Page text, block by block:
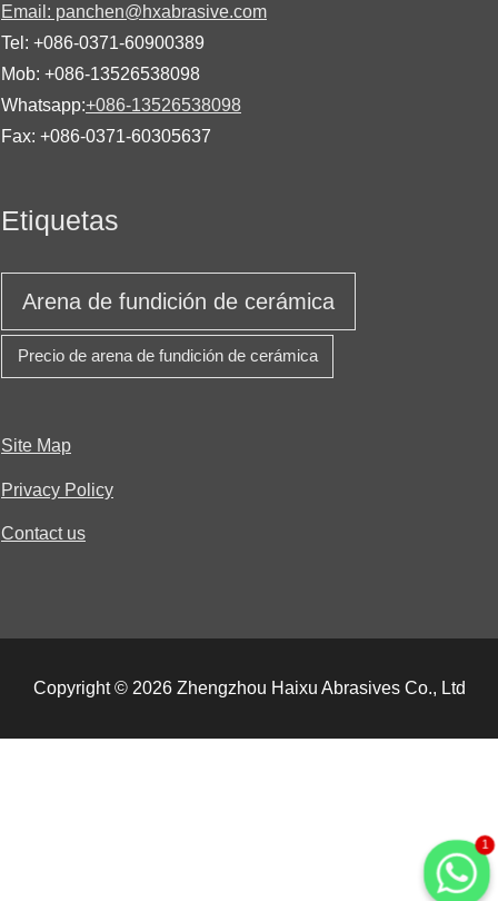
Email: panchen@hxabrasive.com
Tel: +086-0371-60900389
Mob: +086-13526538098
Whatsapp:+086-13526538098
Fax: +086-0371-60305637
Etiquetas
Arena de fundición de cerámica
Precio de arena de fundición de cerámica
Site Map
Privacy Policy
Contact us
Copyright © 2026 Zhengzhou Haixu Abrasives Co., Ltd
1